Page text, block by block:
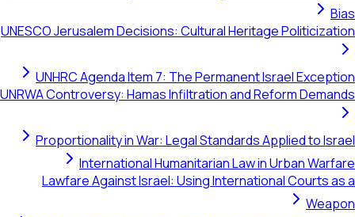
UNESCO Jerusalem Decisions:
UNHRC Agenda Item 7: The
UNRWA Controversy: Hamas
Proportionality in War: Legal
International
Lawfare Against Israel: